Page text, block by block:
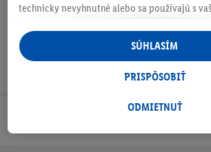
technicky nevyhnutné alebo sa používajú s
personalizovanú reklamu v rámci služieb Lidl
ste účastníkom programu Lidl Plus, na tieto
aj údaje z vášho nákupného správania v
následne si vytvoríte účet Lidl Plus alebo sa
ODMIETNUŤ
PRISPÔSOBIŤ
SÚHLASÍM